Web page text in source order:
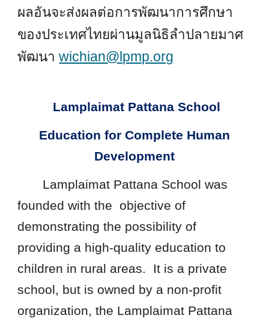
ผลอันจะส่งผลต่อการพัฒนาการศึกษา
ของประเทศไทยผ่านมูลนิธิลำปลายมาศ
พัฒนา wichian@lpmp.org
Lamplaimat Pattana School
Education for Complete Human
Development
Lamplaimat Pattana School was
founded with the objective of
demonstrating the possibility of
providing a high-quality education to
children in rural areas. It is a private
school, but is owned by a non-profit
organization, the Lamplaimat Pattana